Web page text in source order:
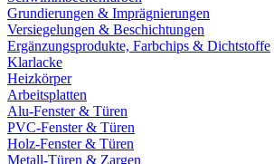
Grundierungen & Imprägnierungen
Versiegelungen & Beschichtungen
Ergänzungsprodukte, Farbchips & Dichtstoffe
Klarlacke
Heizkörper
Arbeitsplatten
Alu-Fenster & Türen
PVC-Fenster & Türen
Holz-Fenster & Türen
Metall-Türen & Zargen